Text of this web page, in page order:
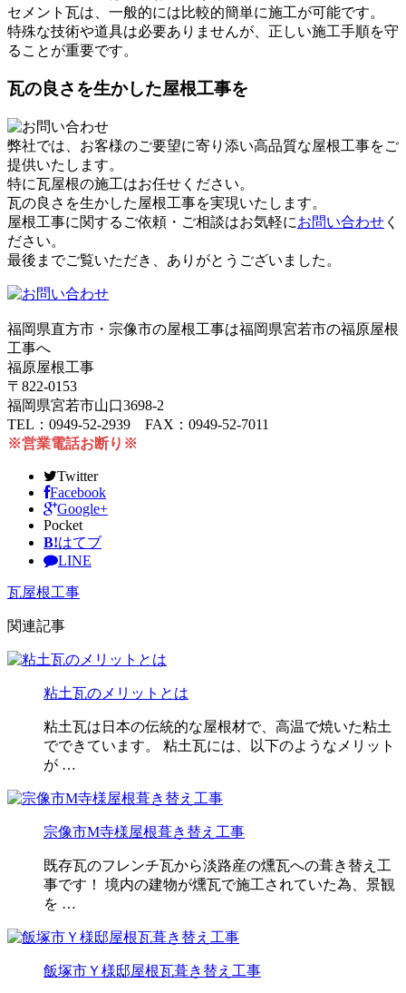
セメント瓦は、一般的には比較的簡単に施工が可能です。
特殊な技術や道具は必要ありませんが、正しい施工手順を守
ることが重要です。
瓦の良さを生かした屋根工事を
弊社では、お客様のご要望に寄り添い高品質な屋根工事をご
提供いたします。
特に瓦屋根の施工はお任せください。
瓦の良さを生かした屋根工事を実現いたします。
屋根工事に関するご依頼・ご相談はお気軽にお問い合わせ く
ださい。
最後までご覧いただき、ありがとうございました。
福岡県直方市・宗像市の屋根工事は福岡県宮若市の福原屋根
工事へ
福原屋根工事
〒822-0153
福岡県宮若市山口3698-2
TEL：0949-52-2939 FAX：0949-52-7011
※営業電話お断り※
Twitter
Facebook
Google+
Pocket
B!はてブ
LINE
瓦屋根工事
関連記事
粘土瓦のメリットとは
粘土瓦は日本の伝統的な屋根材で、高温で焼いた粘土
でできています。 粘土瓦には、以下のようなメリット
が …
宗像市M寺様屋根葺き替え工事
既存瓦のフレンチ瓦から淡路産の燻瓦への葺き替え工
事です！ 境内の建物が燻瓦で施工されていた為、景観
を …
飯塚市Ｙ様邸屋根瓦葺き替え工事